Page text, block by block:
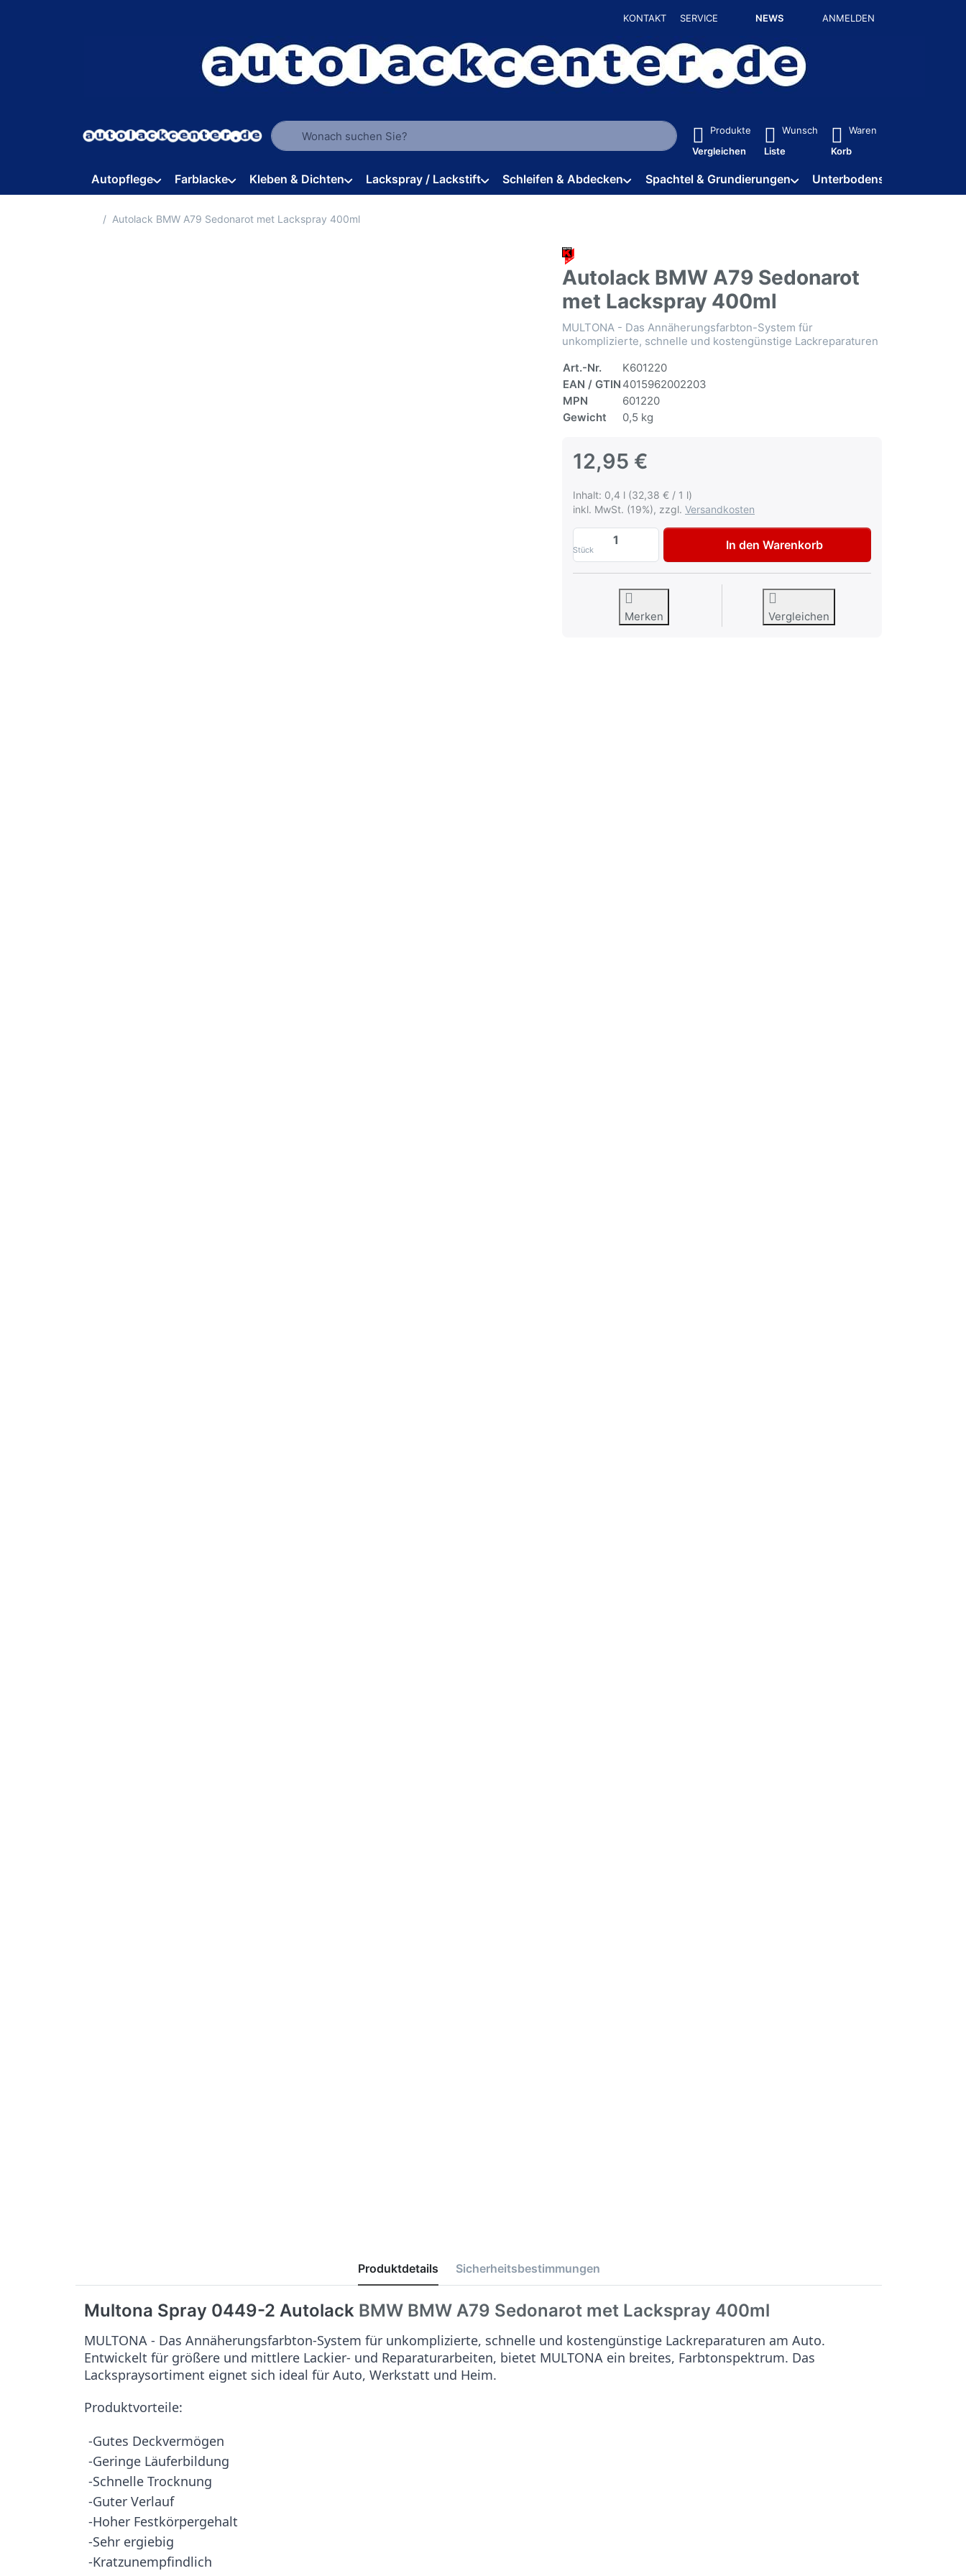
KONTAKT SERVICE NEWS ANMELDEN
Geben Sie einen Suchbegriff ein. Während Sie tippen, erscheinen automatisch erste Ergebnisse. Drücken Sie die Eingabetaste, um alle
Produkte
Vergleichen
Wunsch
Liste
Waren
Korb
Autopflege Farblacke Kleben & Dichten Lackspray / Lackstift Schleifen & Abdecken Spachtel & Grundierungen Unterbodenschutz / HV
Startseite
Autolack BMW A79 Sedonarot met Lackspray 400ml
Autolack BMW A79 Sedonarot
met Lackspray 400ml
MULTONA - Das Annäherungsfarbton-System für
unkomplizierte, schnelle und kostengünstige Lackreparaturen
Art.-Nr.
K601220
EAN / GTIN 4015962002203
MPN
601220
Gewicht
0,5 kg
12,95 €
Inhalt: 0,4 l (32,38 € / 1 l)
inkl. MwSt. (19%), zzgl. Versandkosten
Stück
Autolack BMW A79 Sedonarot met Lackspray 400ml zu
In den Warenkorb
Merken Vergleichen
Produktdetails Sicherheitsbestimmungen
Multona Spray 0449-2 Autolack BMW BMW A79 Sedonarot met Lackspray 400ml
MULTONA - Das Annäherungsfarbton-System für unkomplizierte, schnelle und kostengünstige Lackreparaturen am Auto.
Entwickelt für größere und mittlere Lackier- und Reparaturarbeiten, bietet MULTONA ein breites, Farbtonspektrum. Das
Lackspraysortiment eignet sich ideal für Auto, Werkstatt und Heim.
Produktvorteile:
-Gutes Deckvermögen
-Geringe Läuferbildung
-Schnelle Trocknung
-Guter Verlauf
-Hoher Festkörpergehalt
-Sehr ergiebig
-Kratzunempfindlich